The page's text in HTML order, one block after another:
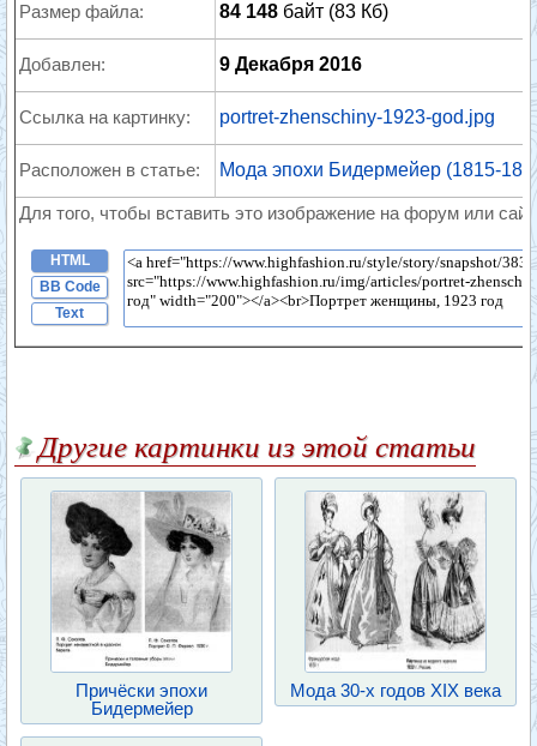
Размер файла: 84 148 байт (83 Кб)
Добавлен: 9 Декабря 2016
Ссылка на картинку: portret-zhenschiny-1923-god.jpg
Расположен в статье: Мода эпохи Бидермейер (1815-
Для того, чтобы вставить это изображение на форум или
HTML
BB Code
Text
Другие картинки из этой статьи
Причёски эпохи
Бидермейер
Мода 30-х годов XIX века